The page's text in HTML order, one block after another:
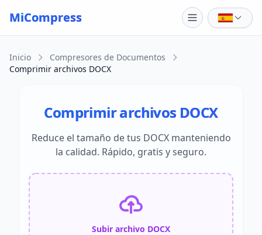
Skip to main content
MiCompress
Inicio
Compresores de Documentos
Comprimir archivos DOCX
Comprimir archivos DOCX
Reduce el tamaño de tus DOCX manteniendo
la calidad. Rápido, gratis y seguro.
Subir archivo DOCX